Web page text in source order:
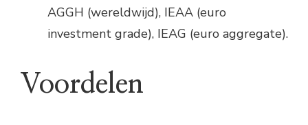
AGGH (wereldwijd), IEAA (euro
investment grade), IEAG (euro aggregate).
Voordelen